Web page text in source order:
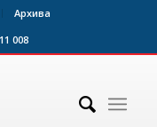
Архива
008